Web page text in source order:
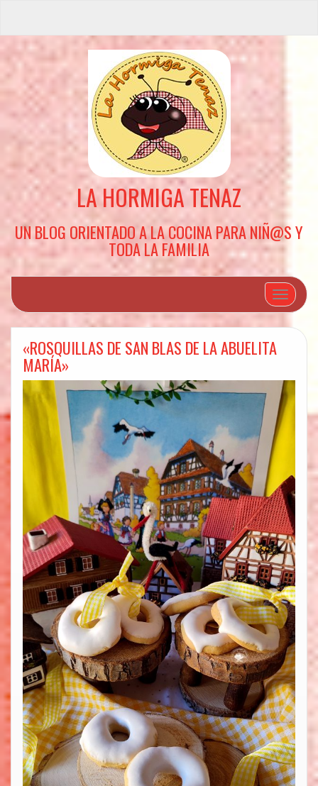
LA HORMIGA TENAZ
UN BLOG ORIENTADO A LA COCINA PARA NIÑ@S Y
TODA LA FAMILIA
Cambiar
«ROSQUILLAS DE SAN BLAS DE LA ABUELITA
MARÍA»